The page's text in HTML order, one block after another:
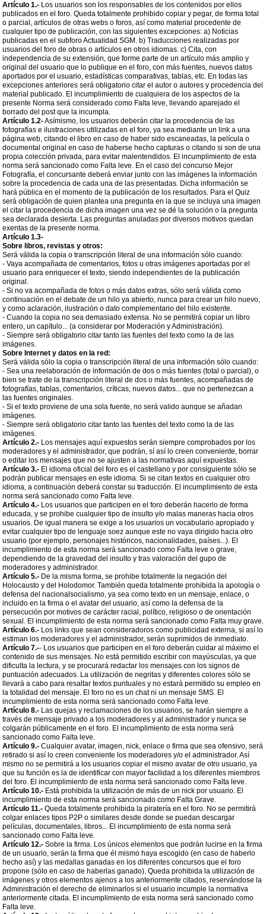
Artículo 1.- Los usuarios son los responsables de los contenidos por ellos
publicados en el foro. Queda totalmente prohibido copiar y pegar, de forma total
o parcial, artículos de otras webs o foros, así como material procedente de
cualquier tipo de publicación, con las siguientes excepciones: a) Noticias
publicadas en el subforo Actualidad SGM. b) Traducciones realizadas por
usuarios del foro de obras o artículos en otros idiomas. c) Cita, con
independencia de su extensión, que forme parte de un artículo más amplio y
original del usuario que lo publique en el foro, con más fuentes, nuevos datos
aportados por el usuario, estadísticas comparativas, tablas, etc. En todas las
excepciones anteriores será obligatorio citar el autor o autores y procedencia del
material publicado. El incumplimiento de cualquiera de los aspectos de la
presente Norma será considerado como Falta leve, llevando aparejado el
borrado del post que la incumpla.
Artículo 1.2-Asímismo, los usuarios deberán citar la procedencia de las
fotografías e ilustraciones utilizadas en el foro, ya sea mediante un link a una
página web, citando el libro en caso de haber sido escaneadas, la película o
documental original en caso de haberse hecho capturas o citando si son de una
propia colección privada, para evitar malentendidos. El incumplimiento de esta
norma será sancionado como Falta leve. En el caso del concurso Mejor
Fotografía, el concursante deberá enviar junto con las imágenes la información
sobre la procedencia de cada una de las presentadas. Dicha información se
hará pública en el momento de la publicación de los resultados. Para el Quiz
será obligación de quien plantea una pregunta en la que se incluya una imagen
el citar la procedencia de dicha imagen una vez se dé la solución o la pregunta
sea declarada desierta. Las preguntas anuladas por diversos motivos quedan
exentas de la presente norma.
Artículo 1.3-
Sobre libros, revistas y otros:
Será válida la copia o transcripción literal de una información sólo cuando:
- Vaya acompañada de comentarios, fotos u otras imágenes aportadas por el
usuario para enriquecer el texto, siendo independientes de la publicación
original.
- Si no va acompañada de fotos o más datos extras, sólo será válida como
continuación en el debate de un hilo ya abierto, nunca para crear un hilo nuevo,
y como aclaración, ilustración o dato complementario del hilo existente.
- Cuando la copia no sea demasiado extensa. No se permitirá copiar un libro
entero, un capítulo... (a considerar por Moderación y Administración).
- Siempre será obligatorio citar tanto las fuentes del texto como la de las
imágenes.
Sobre Internet y datos en la red:
Será válida sólo la copia o transcripción literal de una información sólo cuando:
- Sea una reelaboración de información de dos o más fuentes (total o parcial), o
bien se trate de la transcripción literal de dos o más fuentes, acompañadas de
fotografías, tablas, comentarios, críticas, nuevos datos... que no pertenezcan a
las fuentes originales.
- Si el texto proviene de una sola fuente, no será valido aunque se añadan
imágenes.
- Siempre será obligatorio citar tanto las fuentes del texto como la de las
imágenes.
Artículo 2.- Los mensajes aquí expuestos serán siempre comprobados por los
moderadores y el administrador, que podrán, sí así lo creen conveniente, borrar
o editar los mensajes que no se ajusten a las normativas aquí expuestas.
Artículo 3.- El idioma oficial del foro es el castellano y por consiguiente sólo se
podrán publicar mensajes en este idioma. Si se citan textos en cualquier otro
idioma, a continuación deberá constar su traducción. El incumplimiento de esta
norma será sancionado como Falta leve.
Artículo 4.- Los usuarios que participen en el foro deberán hacerlo de forma
educada, y se prohibe cualquier tipo de insulto y/o malas maneras hacia otros
usuarios. De igual manera se exige a los usuarios un vocabulario apropiado y
evitar cualquier tipo de lenguaje soez aunque este no vaya dirigido hacia otro
usuario (por ejemplo, personajes históricos, nacionalidades, países...). El
incumplimiento de esta norma será sancionado como Falta leve o grave,
dependiendo de la gravedad del insulto y tras valoración del gupo de
moderadores y administrador.
Artículo 5.- De la misma forma, se prohibe totalmente la negación del
Holocausto y del Holodomor. También queda totalmente prohibida la apología o
defensa del nacionalsocialismo, ya sea como texto en un mensaje, enlace, o
incluido en la firma o el avatar del usuario, así como la defensa de la
persecución por motivos de carácter racial, político, religioso o de orientación
sexual. El incumplimiento de esta norma será sancionado como Falta muy grave.
Artículo 6.- Los links que sean consideradoros como publicidad externa, si así lo
estiman los moderadores y el administrador, serán suprimidos de inmediato.
Artículo 7.-- Los usuarios que participen en el foro deberán cuidar al máximo el
contenido de sus mensajes. No está permitido escribir con mayúsculas, ya que
dificulta la lectura, y se procurará redactar los mensajes con los signos de
puntuación adecuados. La utilización de negritas y diferentes colores sólo se
llevará a cabo para resaltar textos puntuales y no estará permitido su empleo en
la totalidad del mensaje. El foro no es un chat ni un mensaje SMS. El
incumplimiento de esta norma será sancionado como Falta leve.
Artículo 8.- Las quejas y reclamaciones de los usuarios, se harán siempre a
través de mensaje privado a los moderadores y al administrador y nunca se
colgarán públicamente en el foro. El incumplimiento de esta norma será
sancionado como Falta leve.
Artículo 9.- Cualquier avatar, imagen, nick, enlace o firma que sea ofensivo, será
retirado si así lo creen conveniente los moderadores y/o el administrador. Así
mismo no se permitirá a los usuarios copiar el mismo avatar de otro usuario, ya
que su función es la de identificar con mayor facilidad a los diferentes miembros
del foro. El incumplimiento de esta norma será sancionado como Falta leve.
Artículo 10.- Está prohibida la utilización de más de un nick por usuario. El
incumplimiento de esta norma será sancionado como Falta Grave.
Artículo 11.- Queda totalmente prohibida la piratería en el foro. No se permitirá
colgar enlaces tipos P2P o similares desde donde se puedan descargar
películas, documentales, libros... El incumplimiento de esta norma será
sancionado como Falta leve.
Artículo 12.- Sobre la firma. Los únicos elementos que podrán lucirse en la firma
de un usuario, serán la firma que él mismo haya escogido (en caso de haberlo
hecho así) y las medallas ganadas en los diferentes concursos que el foro
propone (sólo en caso de haberlas ganado). Queda prohibida la utilización de
imágenes y otros elementos ajenos a los anteriormente citados, reservándose la
Administración el derecho de eliminarlos si el usuario incumple la normativa
anteriormente citada. El incumplimiento de esta norma será sancionado como
Falta leve.